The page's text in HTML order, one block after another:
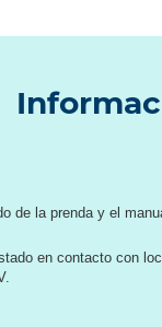
de la prenda y el
en contacto con